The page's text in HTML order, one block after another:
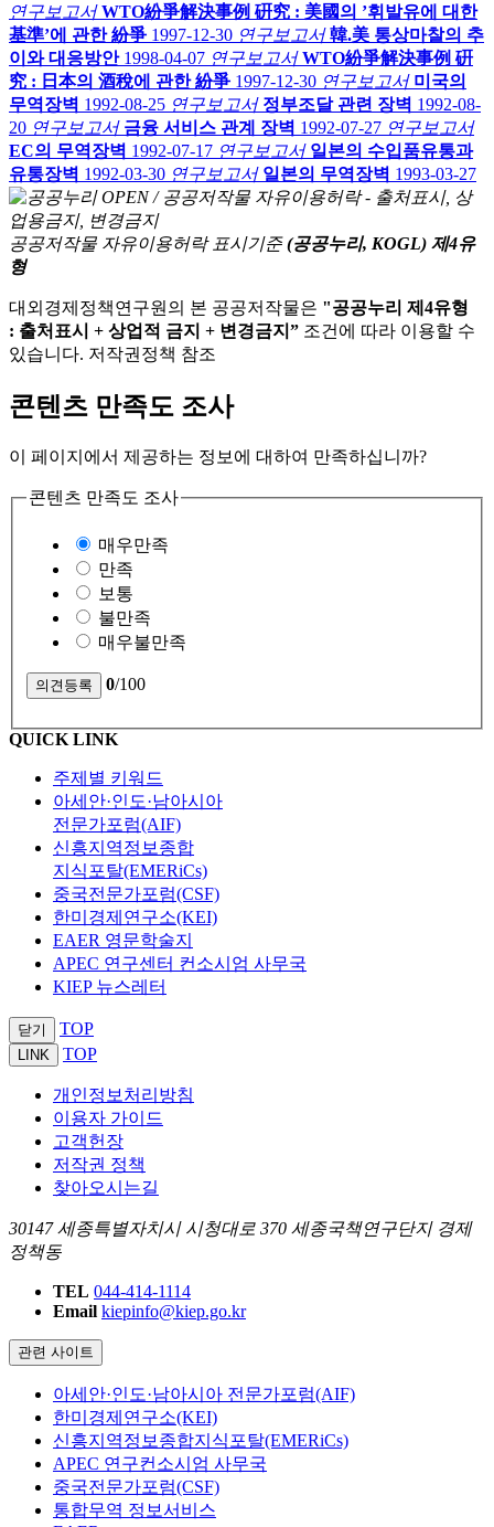
연구보고서 WTO紛爭解決事例 硏究 : 美國의 ’휘발유에 대한
基準’에 관한 紛爭 1997-12-30 연구보고서 韓.美 통상마찰의 추
이와 대응방안 1998-04-07 연구보고서 WTO紛爭解決事例 硏
究 : 日本의 酒稅에 관한 紛爭 1997-12-30 연구보고서 미국의
무역장벽 1992-08-25 연구보고서 정부조달 관련 장벽 1992-08-
20 연구보고서 금융 서비스 관계 장벽 1992-07-27 연구보고서
EC의 무역장벽 1992-07-17 연구보고서 일본의 수입품유통과
유통장벽 1992-03-30 연구보고서 일본의 무역장벽 1993-03-27
공공저작물 자유이용허락 표시기준 (공공누리, KOGL) 제4유
형
대외경제정책연구원의 본 공공저작물은 "공공누리 제4유형
: 출처표시 + 상업적 금지 + 변경금지” 조건에 따라 이용할 수
있습니다. 저작권정책 참조
콘텐츠 만족도 조사
이 페이지에서 제공하는 정보에 대하여 만족하십니까?
콘텐츠 만족도 조사
매우만족
만족
보통
불만족
매우불만족
0/100
QUICK LINK
주제별 키워드
아세안·인도·남아시아
전문가포럼(AIF)
신흥지역정보종합
지식포탈(EMERiCs)
중국전문가포럼(CSF)
한미경제연구소(KEI)
EAER 영문학술지
APEC 연구센터 컨소시엄 사무국
KIEP 뉴스레터
닫기 TOP
LINK TOP
개인정보처리방침
이용자 가이드
고객헌장
저작권 정책
찾아오시는길
30147 세종특별자치시 시청대로 370 세종국책연구단지 경제
정책동
TEL 044-414-1114
Email kiepinfo@kiep.go.kr
관련 사이트
아세안·인도·남아시아 전문가포럼(AIF)
한미경제연구소(KEI)
신흥지역정보종합지식포탈(EMERiCs)
APEC 연구컨소시엄 사무국
중국전문가포럼(CSF)
통합무역 정보서비스